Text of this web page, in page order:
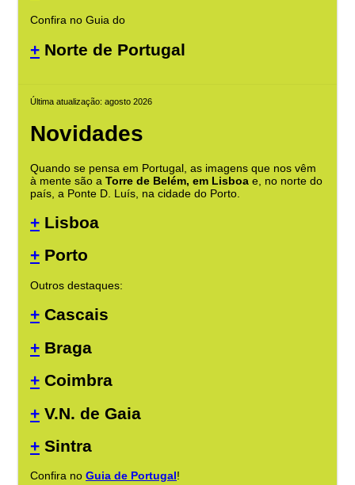
Confira no Guia do
+ Norte de Portugal
Última atualização: agosto 2026
Novidades
Quando se pensa em Portugal, as imagens que nos vêm
à mente são a Torre de Belém, em Lisboa e, no norte do
país, a Ponte D. Luís, na cidade do Porto.
+ Lisboa
+ Porto
Outros destaques:
+ Cascais
+ Braga
+ Coimbra
+ V.N. de Gaia
+ Sintra
Confira no Guia de Portugal!